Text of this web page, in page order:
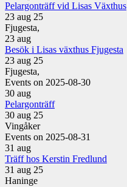
Pelargonträff vid Lisas Växthus
23 aug 25
Fjugesta,
23 aug
Besök i Lisas växthus Fjugesta
23 aug 25
Fjugesta,
Events on 2025-08-30
30 aug
Pelargonträff
30 aug 25
Vingåker
Events on 2025-08-31
31 aug
Träff hos Kerstin Fredlund
31 aug 25
Haninge